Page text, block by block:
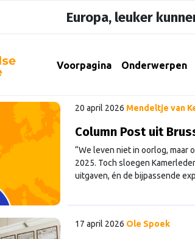
Europa, leuker
Voorpagina Onderwerpen
20 april 2026 Mendeltje van
Column Post uit
“We leven niet in oorlog, maar
2025. Toch sloegen
uitgaven, én de bijpassende
17 april 2026 Ole Spoek